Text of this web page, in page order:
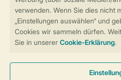
Sicherstellung
Weitere Informationen
Allgemeine Bedingungen